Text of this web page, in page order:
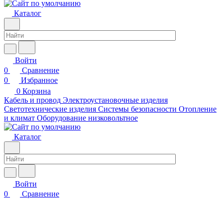
Каталог
Войти
0
Сравнение
0
Избранное
0 Корзина
Кабель и провод Электроустановочные изделия
Светотехнические изделия Системы безопасности Отопление
и климат Оборудование низковольтное
Каталог
Войти
0
Сравнение